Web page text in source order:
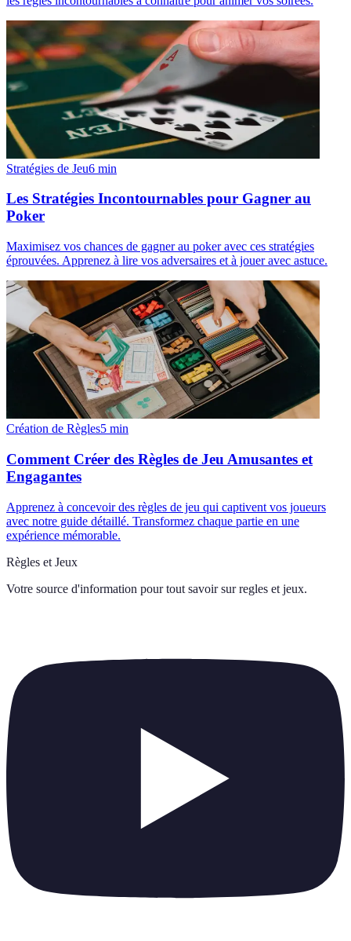
Stratégies de Jeu6 min
Les Stratégies Incontournables pour Gagner au
Poker
Maximisez vos chances de gagner au poker avec ces stratégies
éprouvées. Apprenez à lire vos adversaires et à jouer avec astuce.
Création de Règles5 min
Comment Créer des Règles de Jeu Amusantes et
Engagantes
Apprenez à concevoir des règles de jeu qui captivent vos joueurs
avec notre guide détaillé. Transformez chaque partie en une
expérience mémorable.
Règles et Jeux
Votre source d'information pour tout savoir sur regles et jeux.